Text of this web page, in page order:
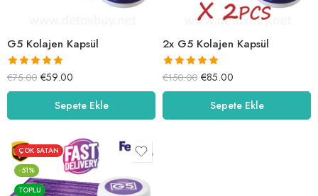
G5 Kolajen Kapsül
5 üzerinden
5.00oy aldı
€75.00 €59.00
Sepete Ekle
2x G5 Kolajen Kapsül
5 üzerinden
5.00oy aldı
€150.00 €85.00
Sepete Ekle
ÇOK SATAN
-51%
TOPLU